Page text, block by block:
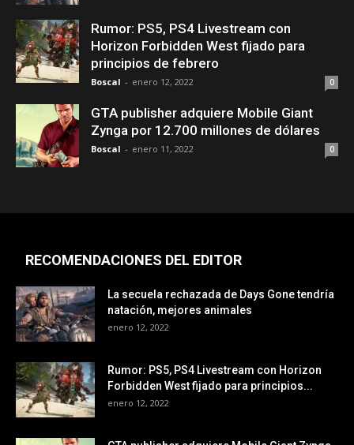
Rumor: PS5, PS4 Livestream con
Horizon Forbidden West fijado para
principios de febrero
Boscal - enero 12, 2022 0
GTA publisher adquiere Mobile Giant
Zynga por 12.700 millones de dólares
Boscal - enero 11, 2022 0
RECOMENDACIONES DEL EDITOR
La secuela rechazada de Days Gone tendría
natación, mejores animales
enero 12, 2022
Rumor: PS5, PS4 Livestream con Horizon
Forbidden West fijado para principios...
enero 12, 2022